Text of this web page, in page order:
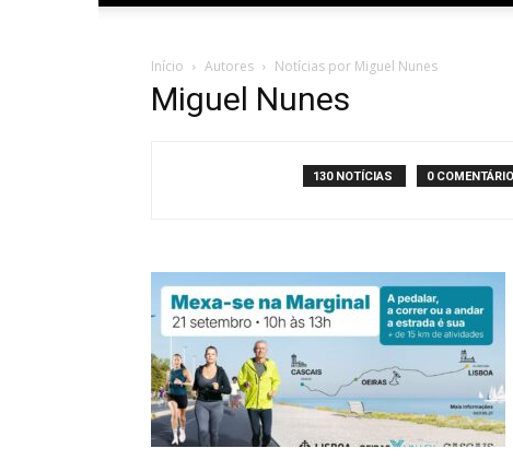
Início Autores Notícias por Miguel Nunes
Miguel Nunes
130 NOTÍCIAS 0